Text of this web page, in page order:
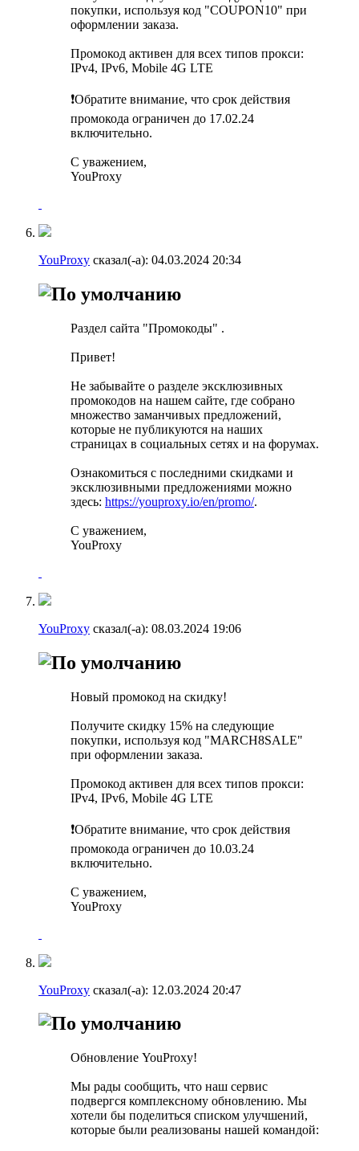
покупки, используя код "COUPON10" при
оформлении заказа.
Промокод активен для всех типов прокси:
IPv4, IPv6, Mobile 4G LTE
❗️Обратите внимание, что срок действия
промокода ограничен до 17.02.24
включительно.
С уважением,
YouProxy
YouProxy сказал(-а): 04.03.2024 20:34
Раздел сайта "Промокоды" .
Привет!
Не забывайте о разделе эксклюзивных
промокодов на нашем сайте, где собрано
множество заманчивых предложений,
которые не публикуются на наших
страницах в социальных сетях и на форумах.
Ознакомиться с последними скидками и
эксклюзивными предложениями можно
здесь: https://youproxy.io/en/promo/.
С уважением,
YouProxy
YouProxy сказал(-а): 08.03.2024 19:06
Новый промокод на скидку!
Получите скидку 15% на следующие
покупки, используя код "MARCH8SALE"
при оформлении заказа.
Промокод активен для всех типов прокси:
IPv4, IPv6, Mobile 4G LTE
❗️Обратите внимание, что срок действия
промокода ограничен до 10.03.24
включительно.
С уважением,
YouProxy
YouProxy сказал(-а): 12.03.2024 20:47
Обновление YouProxy!
Мы рады сообщить, что наш сервис
подвергся комплексному обновлению. Мы
хотели бы поделиться списком улучшений,
которые были реализованы нашей командой: